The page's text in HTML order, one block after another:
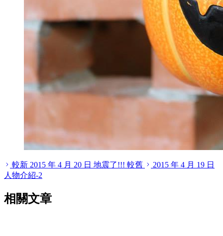
較新 2015 年 4 月 20 日 地震了!!! 較舊
2015 年 4 月 19 日
人物介紹-2
相關文章